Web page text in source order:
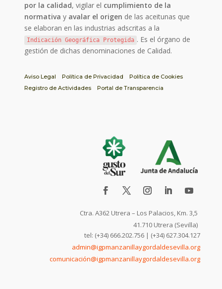
por la calidad, vigilar el cumplimiento de la
normativa y avalar el origen de las aceitunas que
se elaboran en las industrias adscritas a la
Indicación Geográfica Protegida . Es el órgano de
gestión de dichas denominaciones de Calidad.
Aviso Legal Política de Privacidad
Política de Cookies
Registro de Actividades
Portal de Transparencia
Ctra. A362 Utrera – Los Palacios, Km. 3,5
41.710 Utrera (Sevilla)
tel: (+34) 666.202.756 | (+34) 627.304.127
admin@igpmanzanillaygordaldesevilla.org
comunicación@igpmanzanillaygordaldesevilla.org